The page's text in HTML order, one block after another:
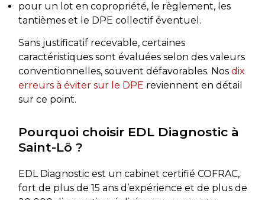
pour un lot en copropriété, le règlement, les
tantièmes et le DPE collectif éventuel.
Sans justificatif recevable, certaines
caractéristiques sont évaluées selon des valeurs
conventionnelles, souvent défavorables. Nos dix
erreurs à éviter sur le DPE reviennent en détail
sur ce point.
Pourquoi choisir EDL Diagnostic à
Saint-Lô ?
EDL Diagnostic est un cabinet certifié COFRAC,
fort de plus de 15 ans d’expérience et de plus de